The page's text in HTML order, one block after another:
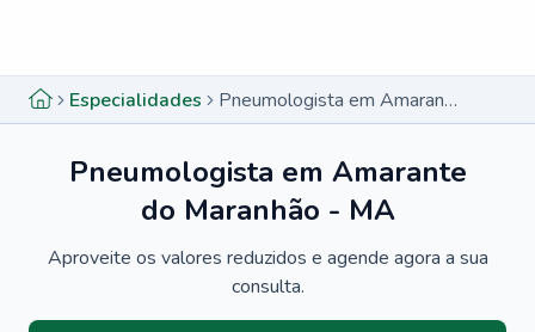
Especialidades Pneumologista em Amarante do Maranhão - MA
Pneumologista em Amarante
do Maranhão - MA
Aproveite os valores reduzidos e agende agora a sua
consulta.